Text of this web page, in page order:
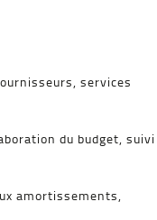
services
du budget, suivi
amortissements,